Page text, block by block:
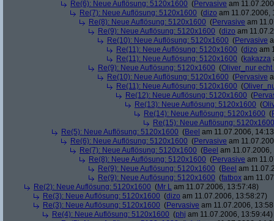
Re(6): Neue Auflösung: 5120x1600 (Pervasive am
Re(7): Neue Auflösung: 5120x1600 (dizo am 11.07.2006,
Re(8): Neue Auflösung: 5120x1600 (Pervasive am
Re(9): Neue Auflösung: 5120x1600 (dizo am
Re(10): Neue Auflösung: 5120x1600 (Pervasive
Re(11): Neue Auflösung: 5120x1600 (dizo am
Re(11): Neue Auflösung: 5120x1600 (kakazza
Re(9): Neue Auflösung: 5120x1600 (Oliver_nur
Re(10): Neue Auflösung: 5120x1600 (Pervasive
Re(11): Neue Auflösung: 5120x1600 (
Re(12): Neue Auflösung: 5120x1600 (
Re(13): Neue Auflösung: 5120x1600 (
Re(14): Neue Auflösung: 5120x1600 (
Re(15): Neue Auflösung: 5120x1600
Re(5): Neue Auflösung: 5120x1600 (Beel am 11.07.2006,
Re(6): Neue Auflösung: 5120x1600 (Pervasive am
Re(7): Neue Auflösung: 5120x1600 (Beel am 11.07.2006,
Re(8): Neue Auflösung: 5120x1600 (Pervasive am
Re(9): Neue Auflösung: 5120x1600 (Beel am
Re(9): Neue Auflösung: 5120x1600 (fatbox am
Re(2): Neue Auflösung: 5120x1600 (Mr L am 11.07.2006, 13:57:48)
Re(3): Neue Auflösung: 5120x1600 (dizo am 11.07.2006, 13:58:27)
Re(3): Neue Auflösung: 5120x1600 (Pervasive am 11.07.2006,
Re(4): Neue Auflösung: 5120x1600 (phj am 11.07.2006, 13:59:44)